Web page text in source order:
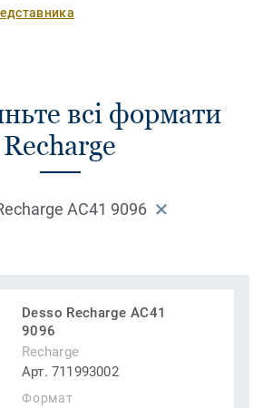
всі формати
Recharge
AC41 9096
Desso Recharge AC41
9096
Recharge
Арт. 711993002
Формат